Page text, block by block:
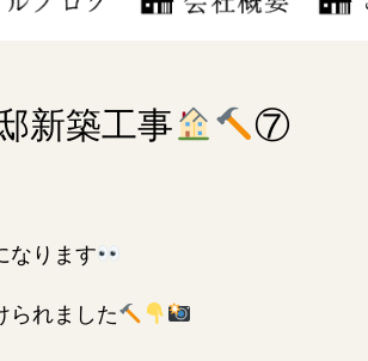
新築工事 ⑦
なります
られました